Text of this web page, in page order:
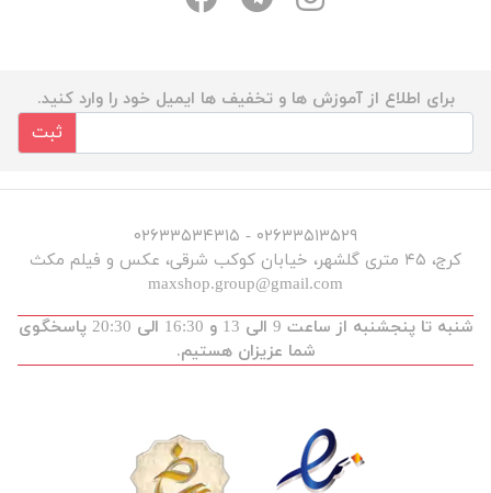
برای اطلاع از آموزش ها و تخفیف ها ایمیل خود را وارد کنید.
ثبت
۰۲۶۳۳۵۱۳۵۲۹ - ۰۲۶۳۳۵۳۴۳۱۵
کرج، ۴۵ متری گلشهر، خیابان کوکب شرقی، عکس و فیلم مکث
maxshop.group@gmail.com
شنبه تا پنجشنبه از ساعت 9 الی 13 و 16:30 الی 20:30 پاسخگوی
شما عزیزان هستیم.